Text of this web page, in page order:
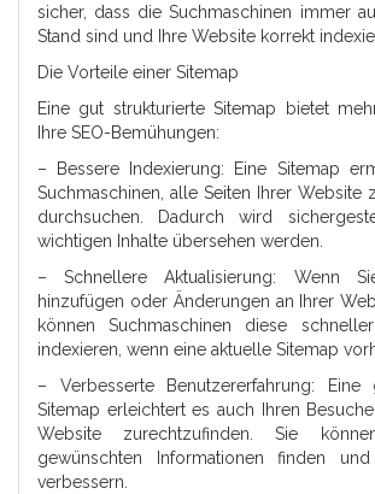
sicher, dass die Suchmaschinen immer
Stand sind und Ihre Website korrekt
Die Vorteile einer Sitemap
Eine gut strukturierte Sitemap bietet
Ihre SEO-Bemühungen:
– Bessere Indexierung: Eine Sitemap
Suchmaschinen, alle Seiten Ihrer Website
durchsuchen. Dadurch wird
wichtigen Inhalte übersehen werden.
– Schnellere Aktualisierung: Wenn
hinzufügen oder Änderungen an Ihrer
können Suchmaschinen diese
indexieren, wenn eine aktuelle Sitemap
– Verbesserte Benutzererfahrung: Eine
Sitemap erleichtert es auch Ihren
Website zurechtzufinden. Sie
gewünschten Informationen finden
verbessern.